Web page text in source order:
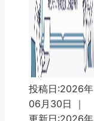
投稿日:2026年
06月30日 ｜
更新日:2026年